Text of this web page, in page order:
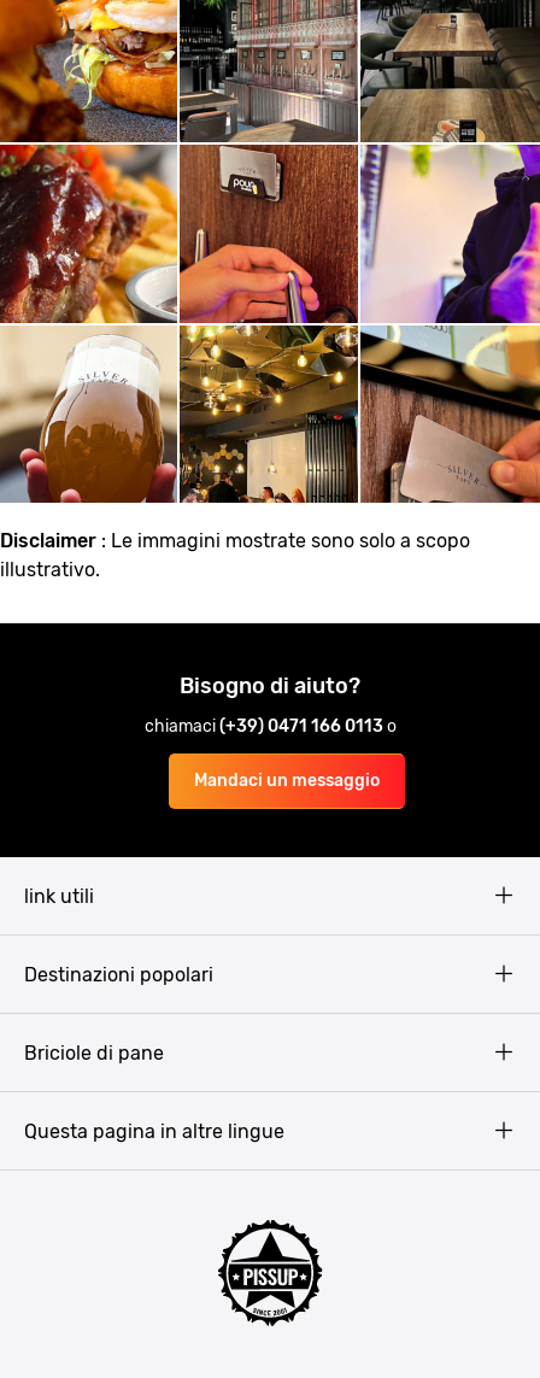
Disclaimer : Le immagini mostrate sono solo a scopo
illustrativo.
Bisogno di aiuto?
chiamaci(+39) 0471 166 0113o
Mandaci un messaggio
link utili
Destinazioni popolari
Bucarest
Briciole di pane
Questa pagina in altre lingue